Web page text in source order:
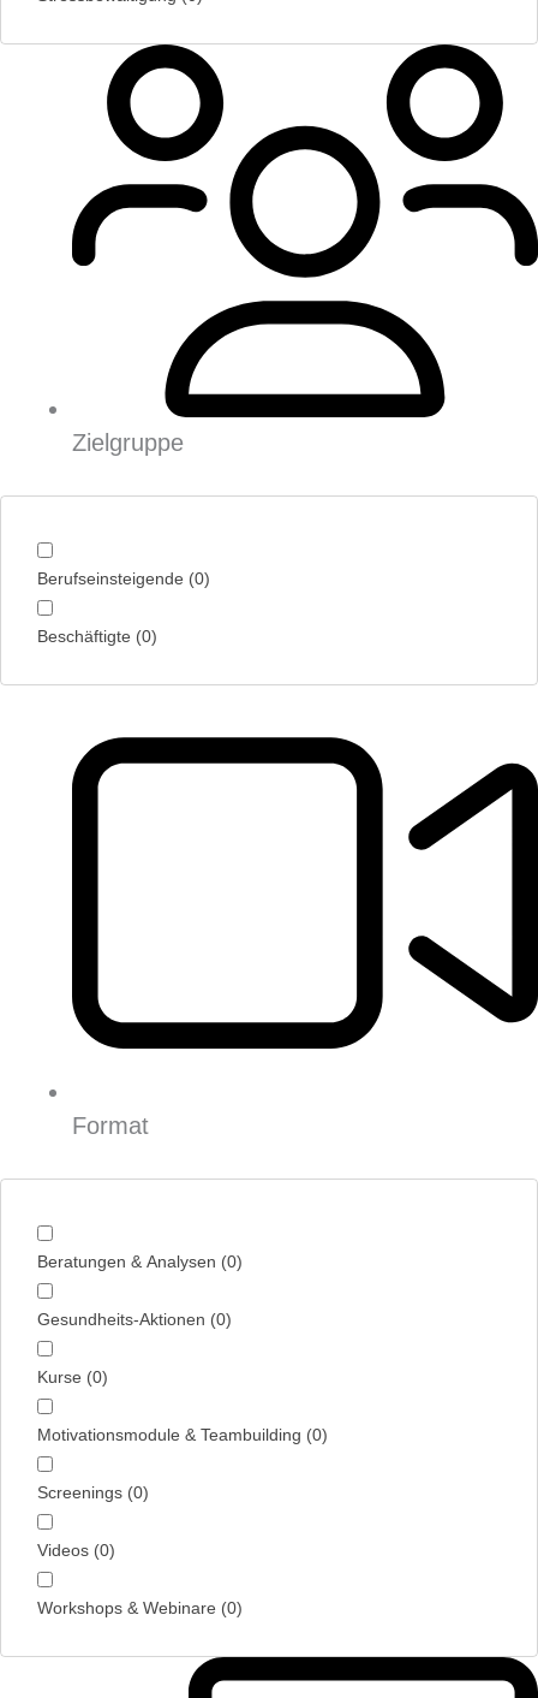
Zielgruppe
Berufseinsteigende (0)
Beschäftigte (0)
Format
Beratungen & Analysen (0)
Gesundheits-Aktionen (0)
Kurse (0)
Motivationsmodule & Teambuilding (0)
Screenings (0)
Videos (0)
Workshops & Webinare (0)